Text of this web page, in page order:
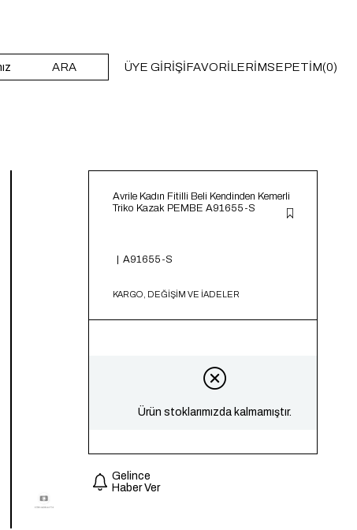
ARA ÜYE GIRIŞIFAVORILERIMSEPETIM 0
Avrile Kadın Fitilli Beli Kendinden Kemerli
Triko Kazak PEMBE A91655-S
A91655-S
KARGO, DEĞİŞİM VE İADELER
Ürün stoklarımızda kalmamıştır.
Gelince
Haber Ver